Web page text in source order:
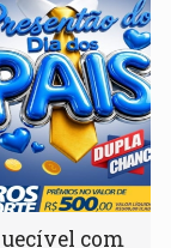
com